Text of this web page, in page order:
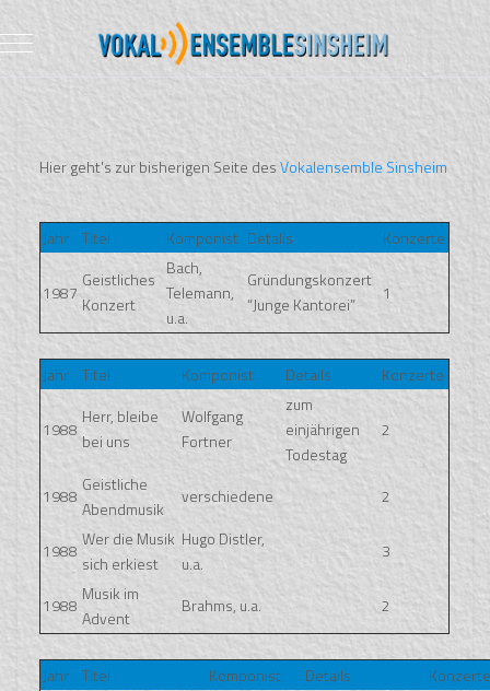
Mobile Menu Toggle
Hier geht's zur bisherigen Seite desVokalensemble Sinsheim
Jahr Titel Komponist Detalis Konzerte
1987
Geistliches
Konzert
Bach,
Telemann,
u.a.
Gründungskonzert
“Junge Kantorei”
1
Jahr Titel Komponist Details Konzerte
1988
Herr, bleibe
bei uns
Wolfgang
Fortner
zum
einjährigen
Todestag
2
1988
Geistliche
Abendmusik
verschiedene 2
1988
Wer die Musik
sich erkiest
Hugo Distler,
u.a.
3
1988
Musik im
Advent
Brahms, u.a. 2
Jahr Titel Komponist Details